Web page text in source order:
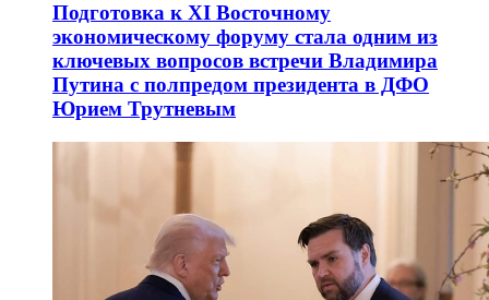
Подготовка к XI Восточному
экономическому форуму стала одним из
ключевых вопросов встречи Владимира
Путина с полпредом президента в ДФО
Юрием Трутневым